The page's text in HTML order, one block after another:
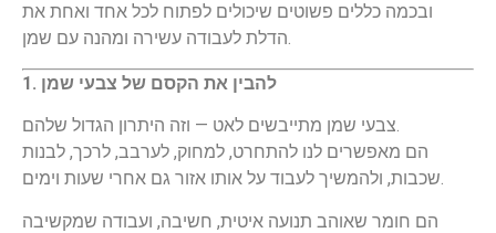
ובכמה כללים פשוטים שיכולים לפתוח לכל אחד ואחת את
הדלת לעבודה עשירה ומהנה עם שמן.
1. להבין את הקסם של צבעי שמן
צבעי שמן מתייבשים לאט — וזה היתרון הגדול שלהם.
הם מאפשרים לנו להתחרט, למחוק, לערבב, לרכך, לבנות
שכבות, ולהמשיך לעבוד על אותו אזור גם אחרי שעות וימים.
הם חומר שאוהב תנועה איטית, חשיבה, ועבודה שמקשיבה